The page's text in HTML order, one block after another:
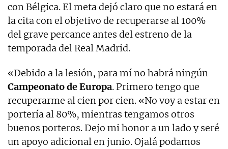
con Bélgica. El meta dejó claro que no estará en
la cita con el objetivo de recuperarse al 100%
del grave percance antes del estreno de la
temporada del Real Madrid.
«Debido a la lesión, para mí no habrá ningún
Campeonato de Europa. Primero tengo que
recuperarme al cien por cien. «No voy a estar en
portería al 80%, mientras tengamos otros
buenos porteros. Dejo mi honor a un lado y seré
un apoyo adicional en junio. Ojalá podamos